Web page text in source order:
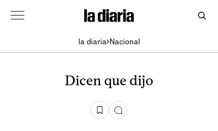
la diaria Nacional
Dicen que dijo